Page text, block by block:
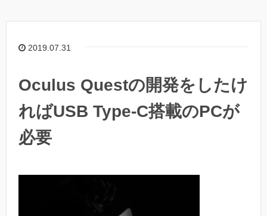
2019.07.31
Oculus Questの開発をしたけ
ればUSB Type-C搭載のPCが
必要